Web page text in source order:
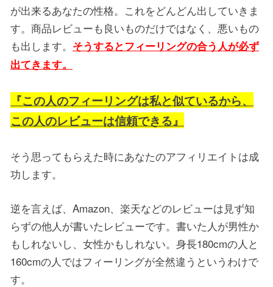
が出来るあなたの性格。これをどんどん出していきま
す。商品レビューも良いものだけではなく、悪いもの
も出します。 そうするとフィーリングの合う人が必ず
出てきます。
『この人のフィーリングは私と似ているから、
この人のレビューは信頼できる』
そう思ってもらえた時にあなたのアフィリエイトは成
功します。
逆を言えば、Amazon、楽天などのレビューは見ず知
らずの他人が書いたレビューです。書いた人が男性か
もしれないし、女性かもしれない。身長180cmの人と
160cmの人ではフィーリングが全然違うというわけで
す。